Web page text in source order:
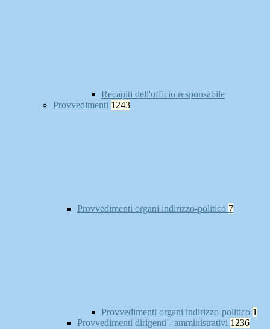
Recapiti dell'ufficio responsabile
Provvedimenti 1243
Provvedimenti organi indirizzo-politico 7
Provvedimenti organi indirizzo-politico 1
Provvedimenti dirigenti - amministrativi 1236